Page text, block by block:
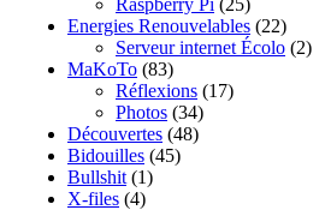
Energies Renouvelables (22)
Serveur internet Écolo (2)
MaKoTo (83)
Réflexions (17)
Photos (34)
Découvertes (48)
Bidouilles (45)
Bullshit (1)
X-files (4)